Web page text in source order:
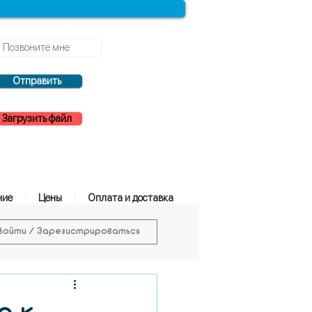
Отправить
Загрузить файл
Цены Оплата и доставка
/ Зарегистрироваться